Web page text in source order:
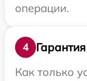
операции.
4
Гарантия
Как только